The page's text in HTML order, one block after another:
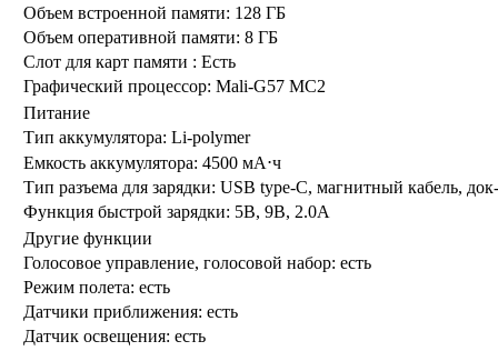
Объем встроенной памяти: 128 ГБ
Объем оперативной памяти: 8 ГБ
Слот для карт памяти : Есть
Графический процессор: Mali-G57 MC2
Питание
Тип аккумулятора: Li-polymer
Емкость аккумулятора: 4500 мА⋅ч
Тип разъема для зарядки: USB type-C, магнитный кабель,
Функция быстрой зарядки: 5В, 9В, 2.0А
Другие функции
Голосовое управление, голосовой набор: есть
Режим полета: есть
Датчики приближения: есть
Датчик освещения: есть